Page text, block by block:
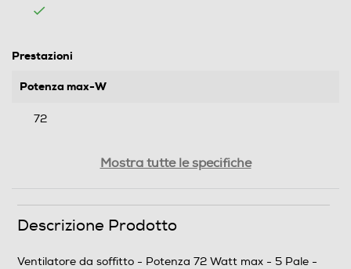
Prestazioni
Potenza max-W
72
Base oscillante
Mostra tutte le specifiche
Descrizione Prodotto
Ventilatore da soffitto - Potenza 72 Watt max - 5 Pale -